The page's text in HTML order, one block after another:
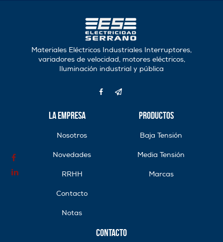
Materiales Eléctricos Industriales Interruptores,
variadores de velocidad, motores eléctricos,
Iluminación industrial y pública
La Empresa
Nosotros
Novedades
RRHH
Contacto
Notas
Productos
Baja Tensión
Media Tensión
Marcas
Contacto